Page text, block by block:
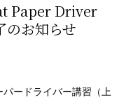
Paper Driver
お知らせ
ードライバー講習（上